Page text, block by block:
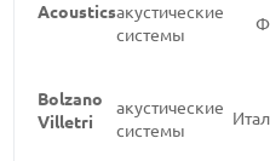
Acousticsакустические
системы
Bolzano
Villetri
акустические
системы